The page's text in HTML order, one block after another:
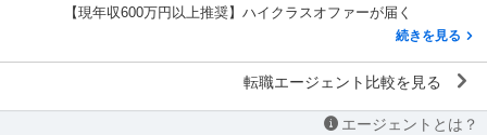
【現年収600万円以上推奨】ハイクラスオファーが届く
続きを見る
転職エージェント比較を見る
エージェントとは？